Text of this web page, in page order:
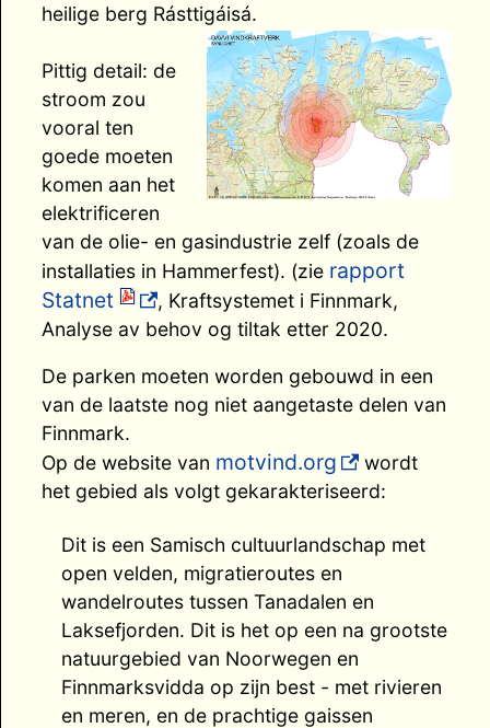
heilige berg Rásttigáisá.
Pittig detail: de
stroom zou
vooral ten
goede moeten
komen aan het
elektrificeren
van de olie- en gasindustrie zelf (zoals de
installaties in Hammerfest). (zie rapport
Statnet
, Kraftsystemet i Finnmark,
Analyse av behov og tiltak etter 2020.
De parken moeten worden gebouwd in een
van de laatste nog niet aangetaste delen van
Finnmark.
Op de website van motvind.org
wordt
het gebied als volgt gekarakteriseerd:
Dit is een Samisch cultuurlandschap met
open velden, migratieroutes en
wandelroutes tussen Tanadalen en
Laksefjorden. Dit is het op een na grootste
natuurgebied van Noorwegen en
Finnmarksvidda op zijn best - met rivieren
en meren, en de prachtige gaissen